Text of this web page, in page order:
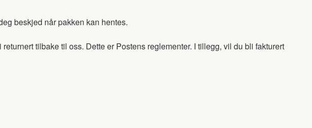
beskjed når pakken kan hentes.
tilbake til oss. Dette er Postens reglementer. I tillegg, vil du bli fakturert